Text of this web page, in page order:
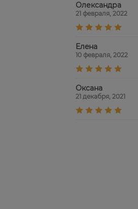
Олександра
21 февраля, 2022
Eлeна
10 февраля, 2022
Оксана
21 декабря, 2021